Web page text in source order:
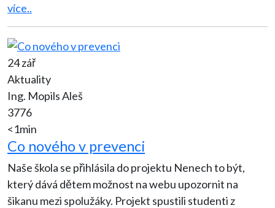
více..
24 zář
Aktuality
Ing. Mopils Aleš
3776
<1min
Co nového v prevenci
Naše škola se přihlásila do projektu Nenech to být,
který dává dětem možnost na webu upozornit na
šikanu mezi spolužáky. Projekt spustili studenti z